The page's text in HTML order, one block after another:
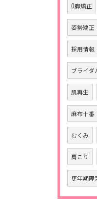
O脚矯正
姿勢矯正
採用情報
ブライダ
肌再生
麻布十番
むくみ
肩こり
更年期障